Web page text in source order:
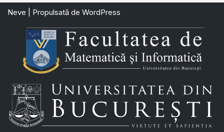
Neve | Propulsată de WordPress